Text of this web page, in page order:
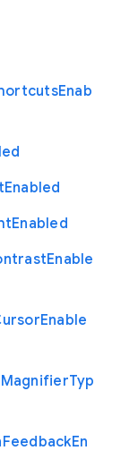
Enab
Enabled
Enabled
Enable
Enable
MagnifierTyp
FeedbackEn